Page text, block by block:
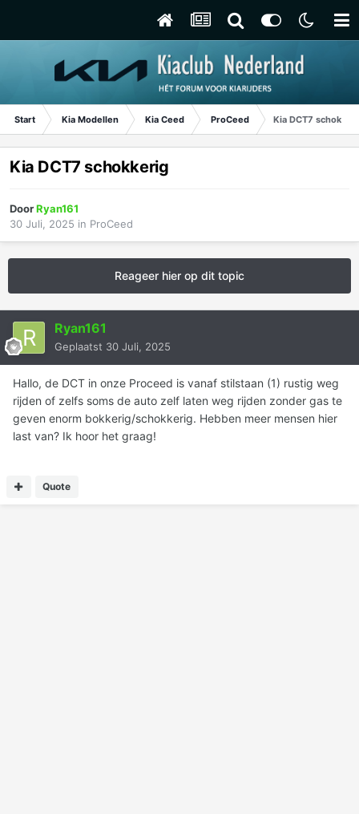
Start Kia Modellen Kia Ceed ProCeed Kia DCT7
Kia DCT7 schokkerig
DoorRyan161
30 Juli, 2025 in ProCeed
Reageer hier op dit topic
Ryan161
Geplaatst 30 Juli, 2025
Hallo, de DCT in onze Proceed is vanaf stilstaan (1) rustig weg
rijden of zelfs soms de auto zelf laten weg rijden zonder gas te
geven enorm bokkerig/schokkerig. Hebben meer mensen hier
last van? Ik hoor het graag!
Quote